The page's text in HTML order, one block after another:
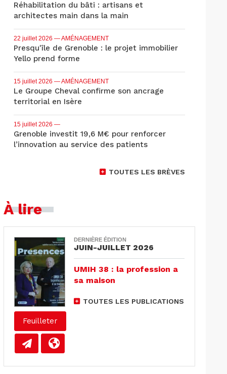
Réhabilitation du bâti : artisans et
architectes main dans la main
22 juillet 2026 — AMÉNAGEMENT
Presqu'île de Grenoble : le projet immobilier
Yello prend forme
15 juillet 2026 — AMÉNAGEMENT
Le Groupe Cheval confirme son ancrage
territorial en Isère
15 juillet 2026 —
Grenoble investit 19,6 M€ pour renforcer
l’innovation au service des patients
TOUTES LES BRÈVES
À lire
Feuilleter
DERNIÈRE ÉDITION
JUIN-JUILLET 2026
UMIH 38 : la profession a
sa maison
TOUTES LES PUBLICATIONS